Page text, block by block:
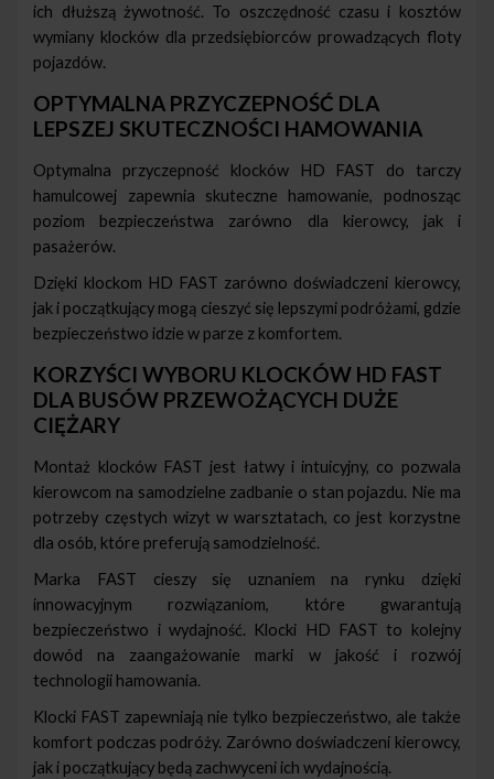
ich dłuższą żywotność. To oszczędność czasu i kosztów
wymiany klocków dla przedsiębiorców prowadzących floty
pojazdów.
OPTYMALNA PRZYCZEPNOŚĆ DLA
LEPSZEJ SKUTECZNOŚCI HAMOWANIA
Optymalna przyczepność klocków HD FAST do tarczy
hamulcowej zapewnia skuteczne hamowanie, podnosząc
poziom bezpieczeństwa zarówno dla kierowcy, jak i
pasażerów.
Dzięki klockom HD FAST zarówno doświadczeni kierowcy,
jak i początkujący mogą cieszyć się lepszymi podróżami, gdzie
bezpieczeństwo idzie w parze z komfortem.
KORZYŚCI WYBORU KLOCKÓW HD FAST
DLA BUSÓW PRZEWOŻĄCYCH DUŻE
CIĘŻARY
Montaż klocków FAST jest łatwy i intuicyjny, co pozwala
kierowcom na samodzielne zadbanie o stan pojazdu. Nie ma
potrzeby częstych wizyt w warsztatach, co jest korzystne
dla osób, które preferują samodzielność.
Marka FAST cieszy się uznaniem na rynku dzięki
innowacyjnym rozwiązaniom, które gwarantują
bezpieczeństwo i wydajność. Klocki HD FAST to kolejny
dowód na zaangażowanie marki w jakość i rozwój
technologii hamowania.
Klocki FAST zapewniają nie tylko bezpieczeństwo, ale także
komfort podczas podróży. Zarówno doświadczeni kierowcy,
jak i początkujący będą zachwyceni ich wydajnością.